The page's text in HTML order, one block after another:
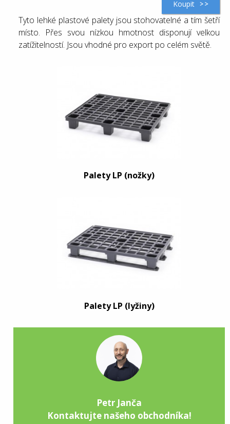
Koupit
Tyto lehké plastové palety jsou stohovatelné a tím šetří
místo. Přes svou nízkou hmotnost disponují velkou
zatížitelností. Jsou vhodné pro export po celém světě.
Palety LP (nožky)
Palety LP (lyžiny)
Petr Janča
Kontaktujte našeho obchodníka!